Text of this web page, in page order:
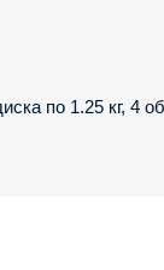
по 1.25 кг, 4